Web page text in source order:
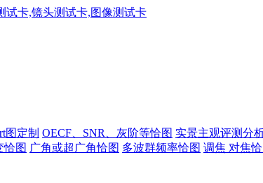
图定制 OECF、SNR、灰阶等恰图 实景主观评测分
恰图 广角或超广角恰图 多波群频率恰图 调焦 对焦